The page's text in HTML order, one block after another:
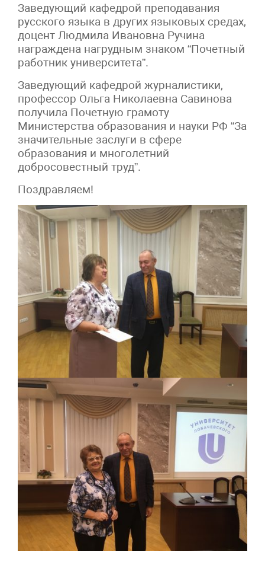
Заведующий кафедрой преподавания
русского языка в других языковых средах,
доцент Людмила Ивановна Ручина
награждена нагрудным знаком “Почетный
работник университета”.
Заведующий кафедрой журналистики,
профессор Ольга Николаевна Савинова
получила Почетную грамоту
Министерства образования и науки РФ “За
значительные заслуги в сфере
образования и многолетний
добросовестный труд”.
Поздравляем!